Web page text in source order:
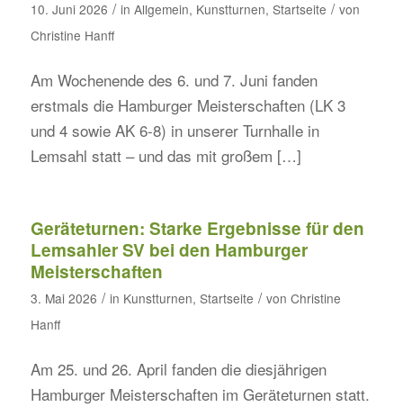
10. Juni 2026 / in Allgemein, Kunstturnen, Startseite / von
Christine Hanff
Am Wochenende des 6. und 7. Juni fanden
erstmals die Hamburger Meisterschaften (LK 3
und 4 sowie AK 6-8) in unserer Turnhalle in
Lemsahl statt – und das mit großem […]
Geräteturnen: Starke Ergebnisse für den
Lemsahler SV bei den Hamburger
Meisterschaften
3. Mai 2026 / in Kunstturnen, Startseite / von Christine
Hanff
Am 25. und 26. April fanden die diesjährigen
Hamburger Meisterschaften im Geräteturnen statt.